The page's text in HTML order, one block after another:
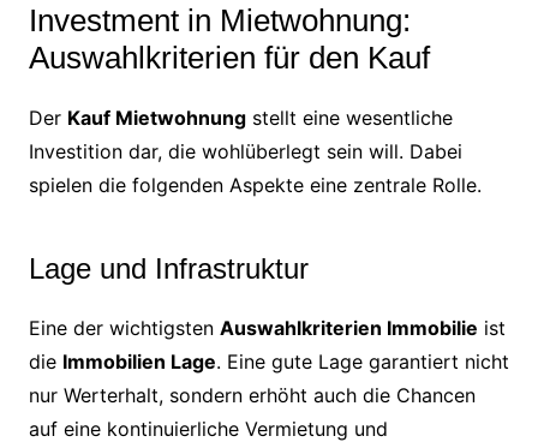
Investment in Mietwohnung:
Auswahlkriterien für den Kauf
Der Kauf Mietwohnungstellt eine wesentliche
Investition dar, die wohlüberlegt sein will. Dabei
spielen die folgenden Aspekte eine zentrale Rolle.
Lage und Infrastruktur
Eine der wichtigsten Auswahlkriterien Immobilie ist
die Immobilien Lage. Eine gute Lage garantiert nicht
nur Werterhalt, sondern erhöht auch die Chancen
auf eine kontinuierliche Vermietung und